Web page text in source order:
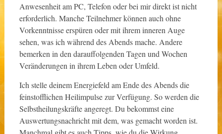
Anwesenheit am PC, Telefon oder bei mir direkt ist nicht
erforderlich. Manche Teilnehmer können auch ohne
Vorkenntnisse erspüren oder mit ihrem inneren Auge
sehen, was ich während des Abends mache. Andere
bemerken in den darauffolgenden Tagen und Wochen
Veränderungen in ihrem Leben oder Umfeld.
Ich stelle deinem Energiefeld am Ende des Abends die
feinstofflichen Heilimpulse zur Verfügung. So werden die
Selbstheilungskräfte angeregt. Du bekommst eine
Auswertungsnachricht mit dem, was gemacht worden ist.